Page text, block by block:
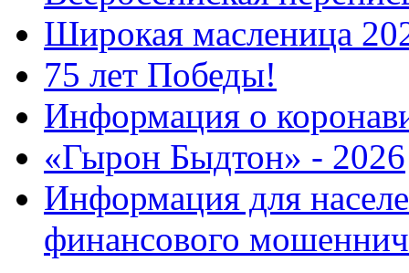
Широкая масленица
75 лет Победы!
Информация о
«Гырон Быдтон» - 2026
Информация для
финансового